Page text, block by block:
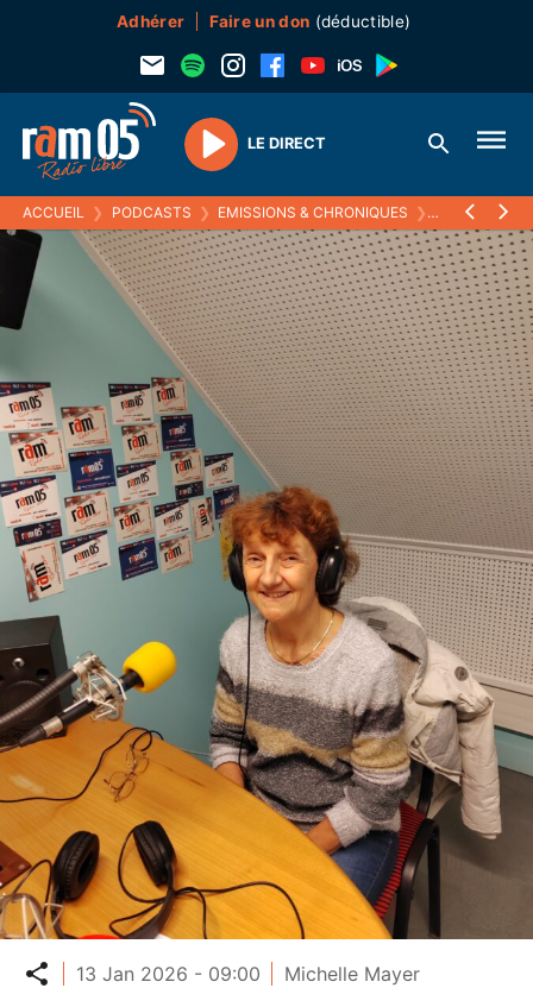
Adhérer Faire un don (déductible)
Play
LE DIRECT
ACCUEIL ❯ PODCASTS ❯ EMISSIONS & CHRONIQUES ❯
Partager
13 Jan 2026 - 09:00 Michelle Mayer